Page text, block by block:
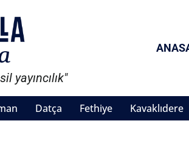
yayıncılık"
Datça Fethiye Kavaklıdere